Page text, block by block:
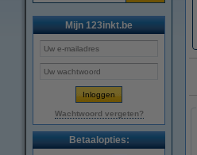
Mijn 123inkt.be
Wachtwoord vergeten?
Betaalopties: